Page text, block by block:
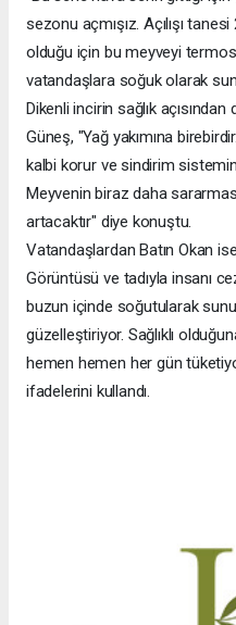
sezonu açmışız. Açılışı
olduğu için bu meyveyi
vatandaşlara soğuk olarak
Dikenli incirin sağlık
Güneş, "Yağ yakımına
kalbi korur ve sindirim
Meyvenin biraz daha
artacaktır" diye konuştu.
Vatandaşlardan Batın Okan
Görüntüsü ve tadıyla insanı
buzun içinde soğutularak
güzelleştiriyor. Sağlıklı
hemen hemen her gün
ifadelerini kullandı.